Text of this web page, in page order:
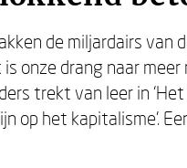
de miljardairs van
is onze drang naar meer
trekt van leer in
op het kapitalisme’.